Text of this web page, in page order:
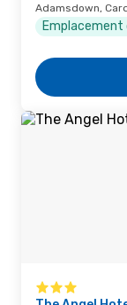
Adamsdown,
Emplacement